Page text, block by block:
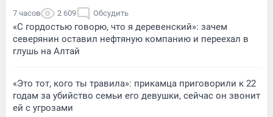
7 часов 2 609 Обсудить
«С гордостью говорю, что я деревенский»: зачем
северянин оставил нефтяную компанию и переехал в
глушь на Алтай
«Это тот, кого ты травила»: прикамца приговорили к 22
годам за убийство семьи его девушки, сейчас он звонит
ей с угрозами